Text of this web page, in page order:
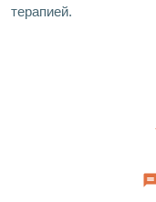
терапией.